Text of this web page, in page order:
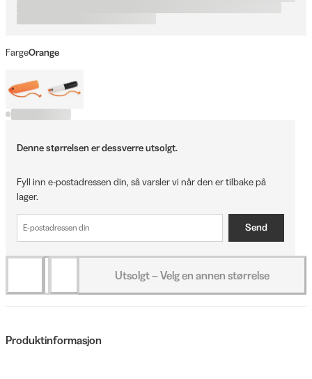
FargeOrange
Denne størrelsen er dessverre utsolgt.
Fyll inn e-postadressen din, så varsler vi når den er tilbake på
lager.
Send
Utsolgt – Velg en annen størrelse
Produktinformasjon